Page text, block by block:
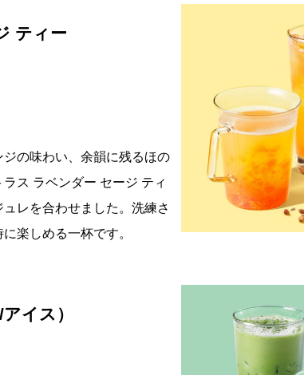
ティー
の味わい、余韻に残るほの
ス ラベンダー セージ ティ
レを合わせました。洗練さ
楽しめる一杯です。
イス）